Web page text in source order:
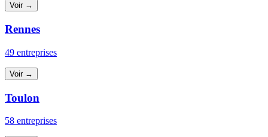
Voir →
Rennes
49 entreprises
Voir →
Toulon
58 entreprises